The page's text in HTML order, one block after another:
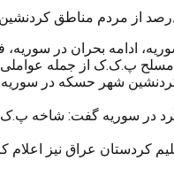
ادامه بحران در
پ.ک.ک از جمله
در سوریه گفت: شاخه
کردستان عراق نیز